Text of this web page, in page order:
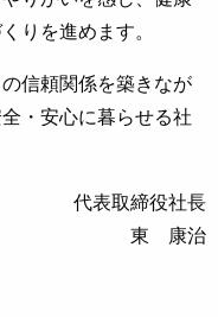
りを進めます。
信頼関係を築きなが
・安心に暮らせる社
代表取締役社長
東 康治